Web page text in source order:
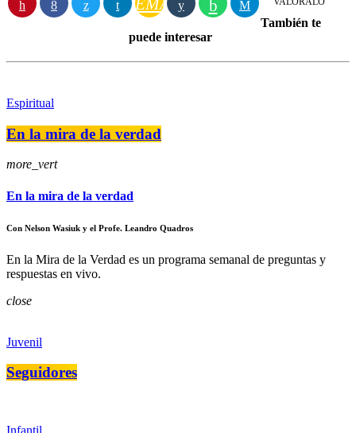
También te
puede interesar
Espiritual
En la mira de la verdad
more_vert
En la mira de la verdad
Con Nelson Wasiuk y el Profe. Leandro Quadros
En la Mira de la Verdad es un programa semanal de preguntas y
respuestas en vivo.
close
Juvenil
Seguidores
Infantil